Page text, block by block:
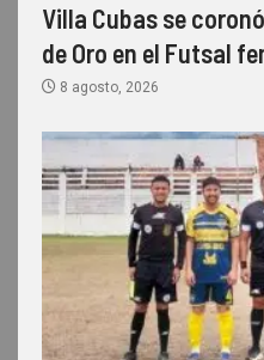
Villa Cubas se
de Oro en el Futsal
8 agosto, 2026